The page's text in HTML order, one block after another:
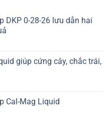
DKP 0-28-26 lưu dẫn hai
giúp cứng cây, chắc trái,
Cal-Mag Liquid